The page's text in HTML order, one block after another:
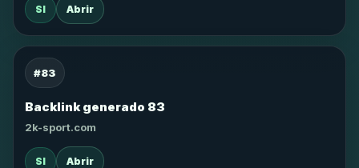
SI Abrir
#83
Backlink generado 83
2k-sport.com
SI Abrir